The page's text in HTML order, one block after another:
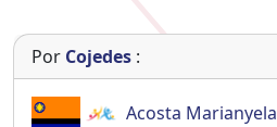
Por Cojedes :
Acosta Marianyela